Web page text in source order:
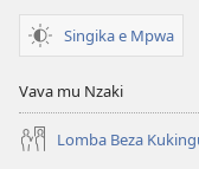
Singika e Mpwa
Vava mu Nzaki
Lomba Beza